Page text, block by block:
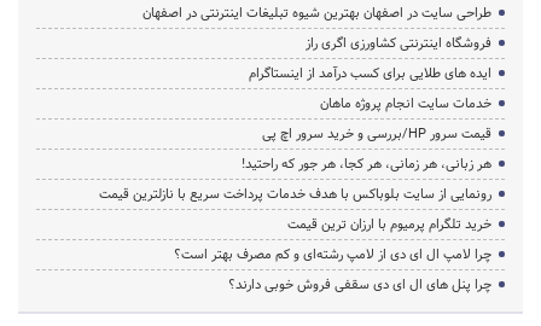
طراحی سایت در اصفهان بهترین شیوه تبلیغات اینترنتی در اصفهان
فروشگاه اینترنتی کشاورزی اگری راز
ایده های طلایی برای کسب درآمد از اینستاگرام
خدمات سایت انجام پروژه ماهان
قیمت سرور HP/بررسی و خرید سرور اچ پی
هر زبانی، هر زمانی، هر کجا، هر جور که راحتید!
رونمایی از سایت بلوباکس با هدف خدمات پرداخت سریع با نازلترین قیمت
خرید تلگرام پرمیوم با ارزان ترین قیمت
چرا لامپ ال ای دی از لامپ رشته‌ای و کم مصرف بهتر است؟
چرا پنل های ال ای دی سقفی فروش خوبی دارند؟